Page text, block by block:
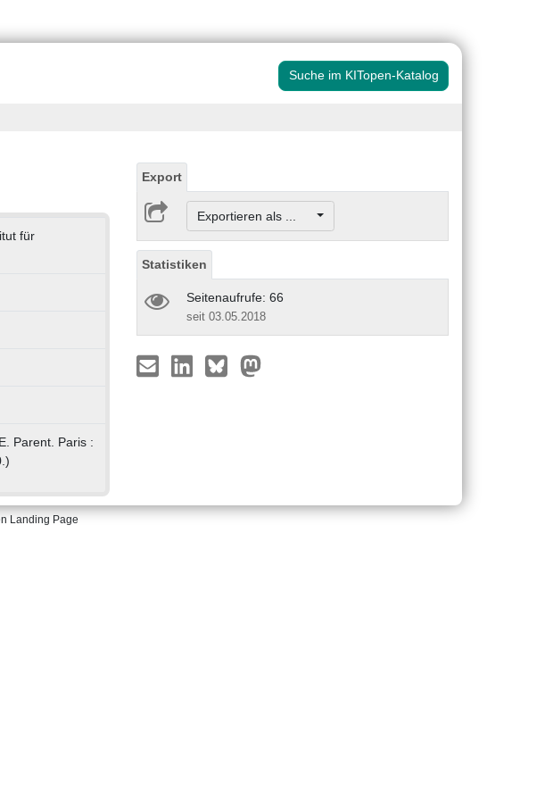
Suche im KITopen-Katalog
für
Parent. Paris :
Export
Exportieren als ...
Statistiken
Seitenaufrufe: 66
seit 03.05.2018
Landing Page